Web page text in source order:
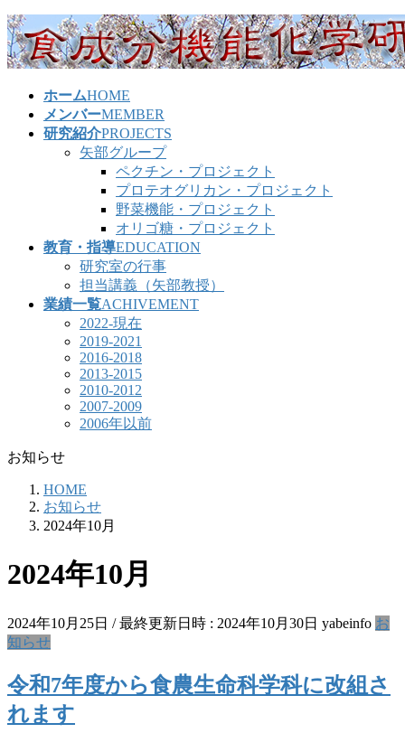
コ
ン
テ
ナ
ビ
ゲ
ホームHOME
メンバーMEMBER
研究紹介PROJECTS
矢部グループ
ペクチン・プロジェクト
プロテオグリカン・プロジェクト
野菜機能・プロジェクト
オリゴ糖・プロジェクト
教育・指導EDUCATION
研究室の行事
担当講義（矢部教授）
業績一覧ACHIVEMENT
2022-現在
2019-2021
2016-2018
2013-2015
2010-2012
2007-2009
2006年以前
お知らせ
HOME
お知らせ
2024年10月
2024年10月
2024年10月25日 / 最終更新日時 : 2024年10月30日 yabeinfo お
知らせ
令和7年度から食農生命科学科に改組さ
れます